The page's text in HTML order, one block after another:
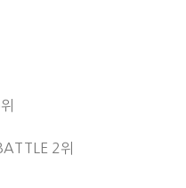
2위